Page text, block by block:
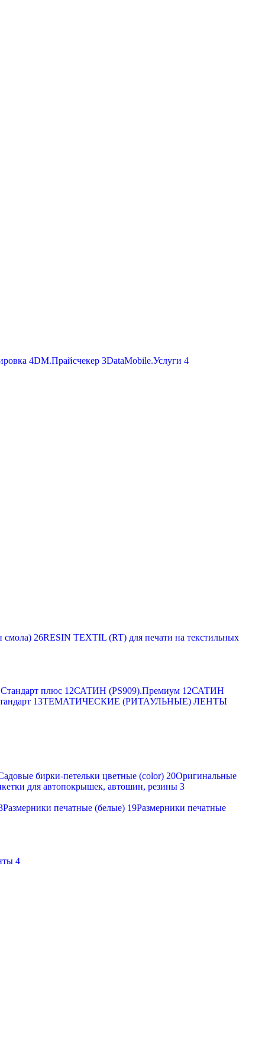
4DM.Прайсчекер 3DataMobile.Услуги 4
смола) 26RESIN TEXTIL (RT) для печати на текстильных
плюс 12САТИН (PS909).Премиум 12САТИН
13ТЕМАТИЧЕСКИЕ (РИТАУЛЬНЫЕ) ЛЕНТЫ
бирки-петельки цветные (color) 20Оригинальные
для автопокрышек, автошин, резины 3
Размерники печатные (белые) 19Размерники печатные
4